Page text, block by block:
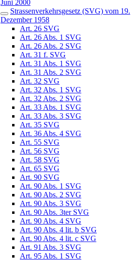
Juni 2000
Strassenverkehrsgesetz (SVG) vom 19.
Dezember 1958
Art. 26 SVG
Art. 26 Abs. 1 SVG
Art. 26 Abs. 2 SVG
Art. 31 f. SVG
Art. 31 Abs. 1 SVG
Art. 31 Abs. 2 SVG
Art. 32 SVG
Art. 32 Abs. 1 SVG
Art. 32 Abs. 2 SVG
Art. 33 Abs. 1 SVG
Art. 33 Abs. 3 SVG
Art. 35 SVG
Art. 36 Abs. 4 SVG
Art. 55 SVG
Art. 56 SVG
Art. 58 SVG
Art. 65 SVG
Art. 90 SVG
Art. 90 Abs. 1 SVG
Art. 90 Abs. 2 SVG
Art. 90 Abs. 3 SVG
Art. 90 Abs. 3ter SVG
Art. 90 Abs. 4 SVG
Art. 90 Abs. 4 lit. b SVG
Art. 90 Abs. 4 lit. c SVG
Art. 91 Abs. 3 SVG
Art. 95 Abs. 1 SVG